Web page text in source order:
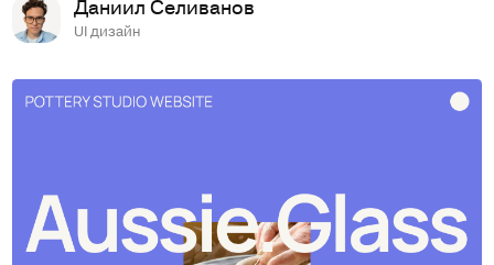
Даниил Селиванов
UI дизайн